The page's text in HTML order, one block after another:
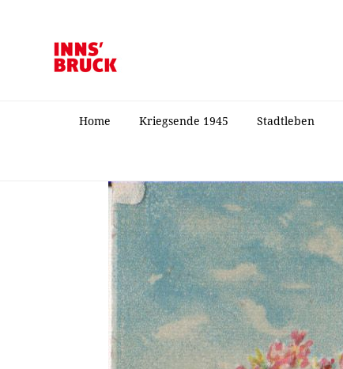
Home Kriegsende 1945 Stadtleben